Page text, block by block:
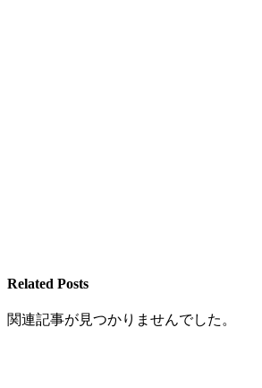
Related Posts
関連記事が見つかりませんでした。